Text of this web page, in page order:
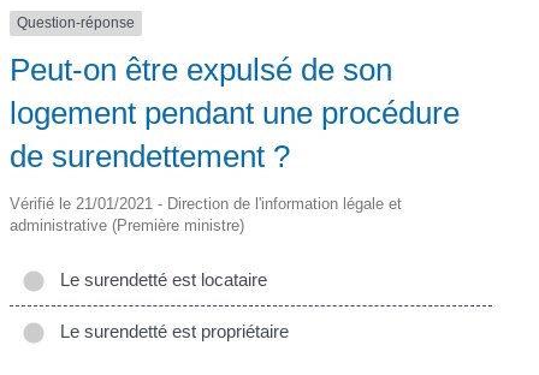
Question-réponse
Peut-on être expulsé de son
logement pendant une procédure
de surendettement ?
Vérifié le 21/01/2021 - Direction de l'information légale et
administrative (Première ministre)
Le surendetté est locataire
Le surendetté est propriétaire